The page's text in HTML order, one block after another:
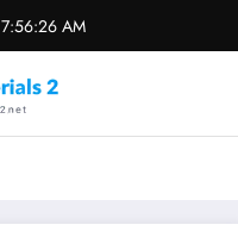
7:56:27 AM